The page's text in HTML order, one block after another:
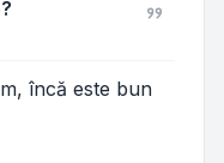
încă este bun